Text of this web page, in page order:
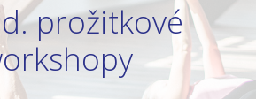
prožitkové